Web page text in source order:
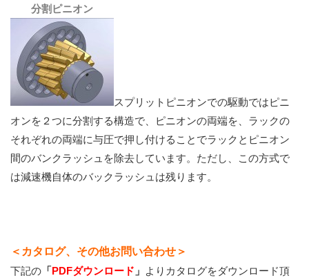
分割ピニオン
スプリットピニオンでの駆動ではピニ
オンを２つに分割する構造で、ピニオンの両端を、ラックの
それぞれの両端に与圧で押し付けることでラックとピニオン
間のバンクラッシュを除去しています。ただし、この方式で
は減速機自体のバックラッシュは残ります。
＜カタログ、その他お問い合わせ＞
下記の 「PDFダウンロード 」 よりカタログをダウンロード頂